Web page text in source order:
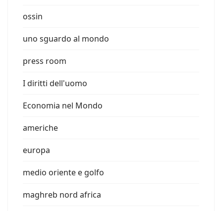
ossin
uno sguardo al mondo
press room
I diritti dell'uomo
Economia nel Mondo
americhe
europa
medio oriente e golfo
maghreb nord africa